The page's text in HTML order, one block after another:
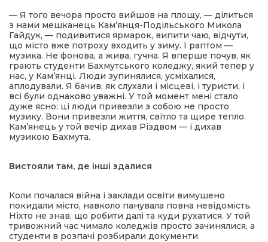
— Я того вечора просто вийшов на площу, — ділиться
з нами мешканець Кам’янця-Подільського Микола
Гайдук, — подивитися ярмарок, випити чаю, відчути,
що місто вже потроху входить у зиму. І раптом —
музика. Не фонова, а жива, гучна. Я вперше почув, як
грають студенти Бахмутського коледжу, який тепер у
нас, у Кам’янці. Люди зупинялися, усміхалися,
аплодували. Я бачив, як слухали і місцеві, і туристи, і
всі були однаково уважні. У той момент мені стало
дуже ясно: ці люди привезли з собою не просто
музику. Вони привезли життя, світло та щире тепло.
Кам’янець у той вечір дихав Різдвом — і дихав
музикою Бахмута.
Вистояли там, де інші здалися
Коли почалася війна і заклади освіти вимушено
покидали місто, навколо панувала повна невідомість.
Ніхто не знав, що робити далі та куди рухатися. У той
тривожний час чимало коледжів просто зачинялися, а
студенти в розпачі розбирали документи.